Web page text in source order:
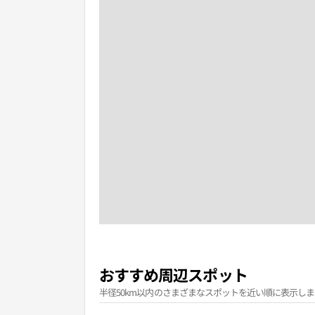
おすすめ周辺スポット
半径50km以内のさまざまなスポットを近い順に表示し